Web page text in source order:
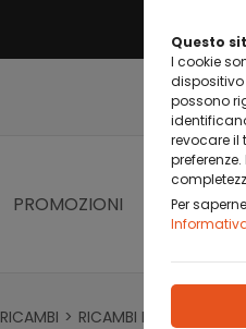
Questo
I cookie
dispositivo
possono
revocare il
Per
DA
PROMOZIONI PROFILO
RICAMBI RICAMBI ROBERTO